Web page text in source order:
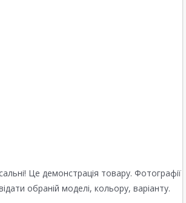
Це демонстрація товару. Фотографії
обраній моделі, кольору, варіанту.